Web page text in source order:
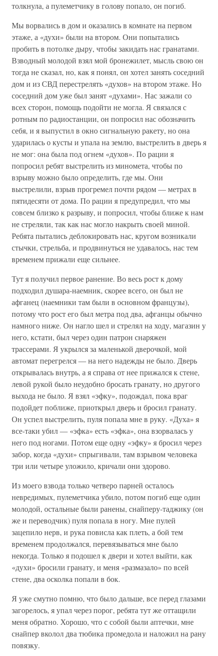
толкнула, а пулеметчику в голову попало, он погиб.
Мы ворвались в дом и оказались в комнате на первом
этаже, а «духи» были на втором. Они попытались
пробить в потолке дыру, чтобы закидать нас гранатами.
Взводный молодой взял мой бронежилет, мысль свою он
тогда не сказал, но, как я понял, он хотел занять соседний
дом и из СВД перестрелять «духов» на втором этаже. Но
соседний дом уже был занят «духами». Нас зажали со
всех сторон, помощь подойти не могла. Я связался с
ротным по радиостанции, он попросил нас обозначить
себя, и я выпустил в окно сигнальную ракету, но она
ударилась о кусты и упала на землю, выстрелить в дверь я
не мог: она была под огнем «духов». По рации я
попросил ребят выстрелить из миномета, чтобы по
взрыву можно было определить, где мы. Они
выстрелили, взрыв прогремел почти рядом — метрах в
пятидесяти от дома. По рации я предупредил, что мы
совсем близко к разрыву, и попросил, чтобы ближе к нам
не стреляли, так как нас могло накрыть своей миной.
Ребята пытались деблокировать нас, кругом возникали
стычки, стрельба, и продвинуться не удавалось, нас тем
временем прижали еще сильнее.
Тут я получил первое ранение. Во весь рост к дому
подходил душара-наемник, скорее всего, он был не
афганец (наемники там были в основном французы),
потому что рост его был метра под два, афганцы обычно
намного ниже. Он нагло шел и стрелял на ходу, магазин у
него, кстати, был через один патрон снаряжен
трассерами. Я укрылся за маленькой дверочкой, мой
автомат перегрелся — на него надежды не было. Дверь
открывалась внутрь, а я справа от нее прижался к стене,
левой рукой было неудобно бросать гранату, но другого
выхода не было. Я взял «эфку», подождал, пока враг
подойдет поближе, приоткрыл дверь и бросил гранату.
Он успел выстрелить, пуля попала мне в руку. «Духа» я
все-таки убил — «эфка» есть «эфка», она взорвалась у
него под ногами. Потом еще одну «эфку» я бросил через
забор, когда «духи» спрыгивали, там взрывом человека
три или четыре уложило, кричали они здорово.
Из моего взвода только четверо парней осталось
невредимых, пулеметчика убило, потом погиб еще один
молодой, остальные были ранены, снайперу-таджику (он
же и переводчик) пуля попала в ногу. Мне пулей
зацепило нерв, и рука повисла как плеть, а бой тем
временем продолжался, перевязываться мне было
некогда. Только я подошел к двери и хотел выйти, как
«духи» бросили гранату, и меня «размазало» по всей
стене, два осколка попали в бок.
Я уже смутно помню, что было дальше, все перед глазами
загорелось, я упал через порог, ребята тут же оттащили
меня обратно. Хорошо, что с собой были аптечки, мне
снайпер вколол два тюбика промедола и наложил на рану
повязку.